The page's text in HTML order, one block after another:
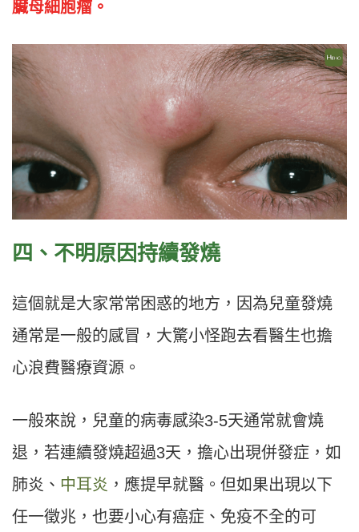
臟母細胞瘤。
四、不明原因持續發燒
這個就是大家常常困惑的地方，因為兒童發燒
通常是一般的感冒，大驚小怪跑去看醫生也擔
心浪費醫療資源。
一般來說，兒童的病毒感染3-5天通常就會燒
退，若連續發燒超過3天，擔心出現併發症，如
肺炎、 中耳炎 ，應提早就醫。但如果出現以下
任一徵兆，也要小心有癌症、免疫不全的可